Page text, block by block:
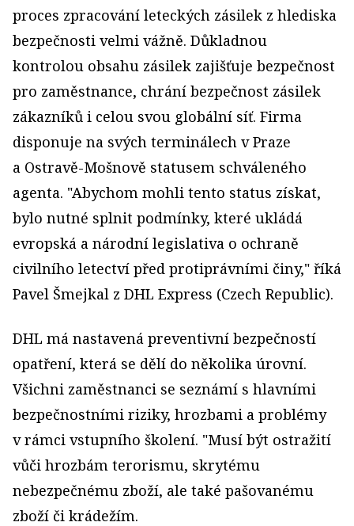
proces zpracování leteckých zásilek z hlediska
bezpečnosti velmi vážně. Důkladnou
kontrolou obsahu zásilek zajišťuje bezpečnost
pro zaměstnance, chrání bezpečnost zásilek
zákazníků i celou svou globální síť. Firma
disponuje na svých terminálech v Praze
a Ostravě­-Mošnově statusem schváleného
agenta. "Abychom mohli tento status získat,
bylo nutné splnit podmínky, které ukládá
evropská a národní legislativa o ochraně
civilního letectví před protiprávními činy," říká
Pavel Šmejkal z DHL Express (Czech Republic).
DHL má nastavená preventivní bezpečností
opatření, která se dělí do několika úrovní.
Všichni zaměstnanci se seznámí s hlavními
bezpečnostními riziky, hrozbami a problémy
v rámci vstupního školení. "Musí být ostražití
vůči hrozbám terorismu, skrytému
nebezpečnému zboží, ale také pašovanému
zboží či krádežím.